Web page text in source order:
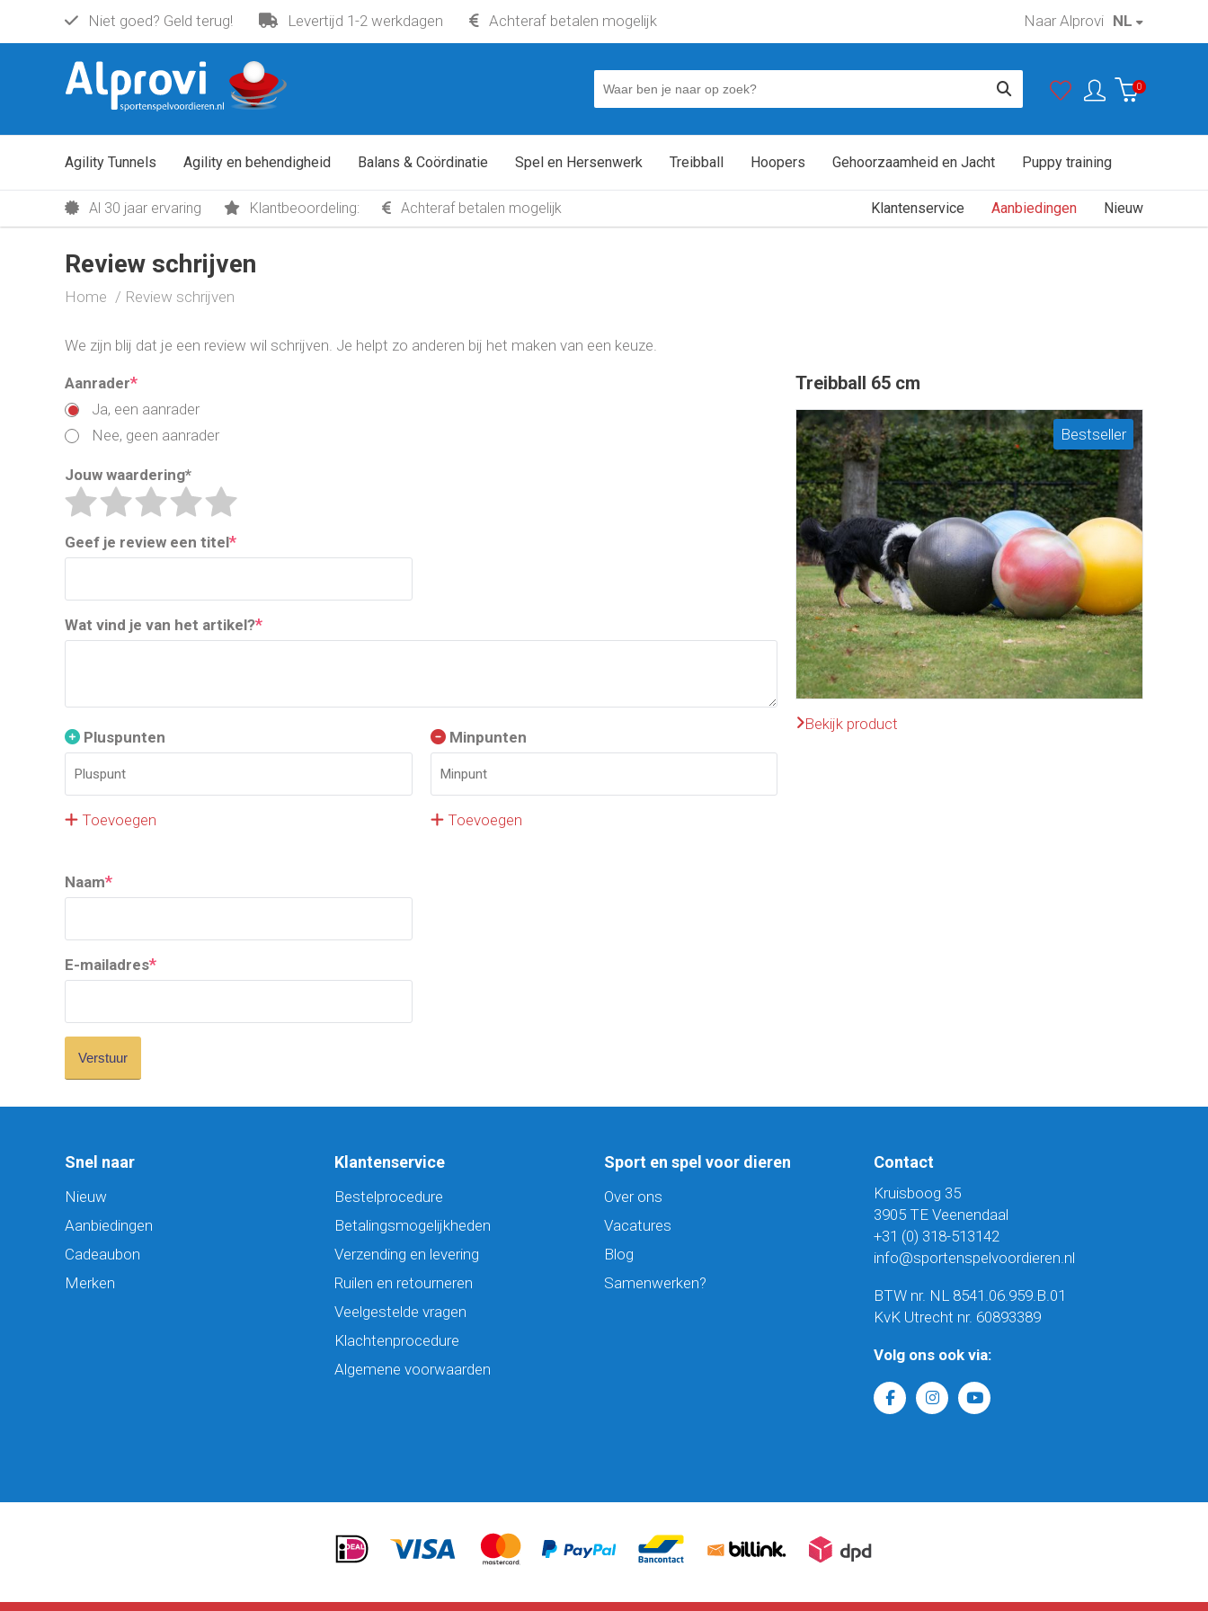
Niet goed? Geld terug! Levertijd 1-2 werkdagen Achteraf betalen mogelijk NL
Naar Alprovi
0
Agility Tunnels Agility en behendigheid Balans & Coördinatie Spel en Hersenwerk Treibball Hoopers Gehoorzaamheid en Jacht Puppy training
Al 30 jaar ervaring Klantbeoordeling: Achteraf betalen mogelijk Nieuw
Aanbiedingen
Klantenservice
Review schrijven
Home Review schrijven
We zijn blij dat je een review wil schrijven. Je helpt zo anderen bij het maken van een keuze.
Treibball 65 cm
Bestseller
Bekijk product
Aanrader*
Ja, een aanrader
Nee, geen aanrader
Jouw waardering*
Geef je review een titel*
Wat vind je van het artikel?*
Pluspunten
Toevoegen
Minpunten
Toevoegen
Naam*
E-mailadres*
Snel naar
Nieuw
Aanbiedingen
Cadeaubon
Merken
Klantenservice
Bestelprocedure
Betalingsmogelijkheden
Verzending en levering
Ruilen en retourneren
Veelgestelde vragen
Klachtenprocedure
Algemene voorwaarden
Sport en spel voor dieren
Over ons
Vacatures
Blog
Samenwerken?
Contact
Kruisboog 35
3905 TE Veenendaal
+31 (0) 318-513142
info@sportenspelvoordieren.nl
BTW nr. NL 8541.06.959.B.01
KvK Utrecht nr. 60893389
Volg ons ook via: